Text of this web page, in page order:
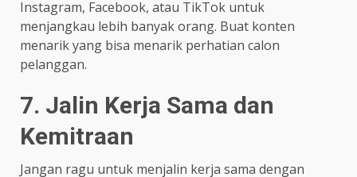
Instagram, Facebook, atau TikTok untuk
menjangkau lebih banyak orang. Buat konten
menarik yang bisa menarik perhatian calon
pelanggan.
7. Jalin Kerja Sama dan
Kemitraan
Jangan ragu untuk menjalin kerja sama dengan